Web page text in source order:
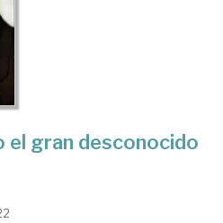
el gran desconocido